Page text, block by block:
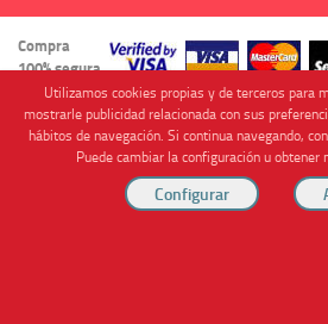
Compra
100% segura
Cofinanciado por
Utilizamos cookies propias y de terceros para
mostrarle publicidad relacionada con sus
hábitos de navegación. Si continua navegando,
Puede cambiar la configuración u obtener